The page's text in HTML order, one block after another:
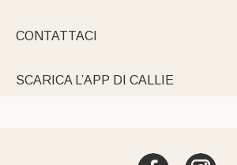
CONTATTACI
SCARICA L’APP DI CALLIE